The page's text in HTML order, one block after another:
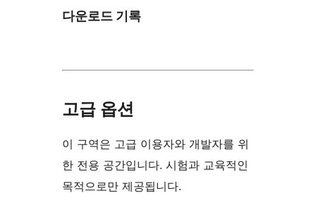
다운로드 기록
고급 옵션
이 구역은 고급 이용자와 개발자를 위
한 전용 공간입니다. 시험과 교육적인
목적으로만 제공됩니다.